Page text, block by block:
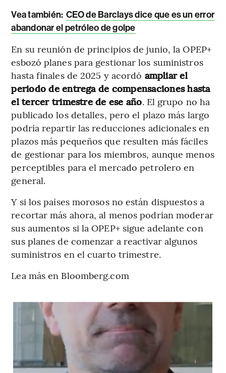
Vea también: CEO de Barclays dice que es un error
abandonar el petróleo de golpe
En su reunión de principios de junio, la OPEP+
esbozó planes para gestionar los suministros
hasta finales de 2025 y acordó ampliar el
periodo de entrega de compensaciones hasta
el tercer trimestre de ese año. El grupo no ha
publicado los detalles, pero el plazo más largo
podría repartir las reducciones adicionales en
plazos más pequeños que resulten más fáciles
de gestionar para los miembros, aunque menos
perceptibles para el mercado petrolero en
general.
Y si los países morosos no están dispuestos a
recortar más ahora, al menos podrían moderar
sus aumentos si la OPEP+ sigue adelante con
sus planes de comenzar a reactivar algunos
suministros en el cuarto trimestre.
Lea más en Bloomberg.com